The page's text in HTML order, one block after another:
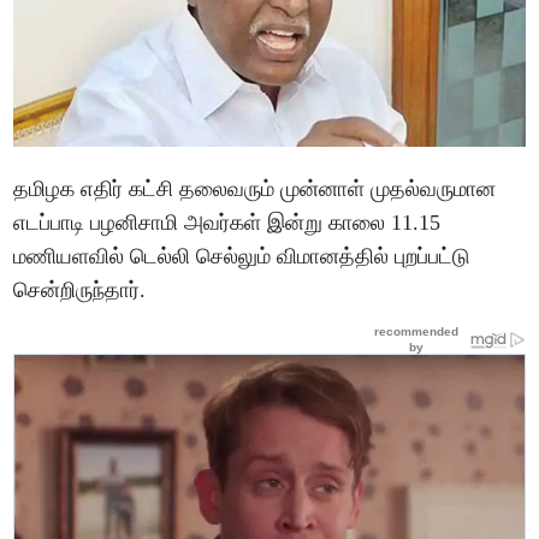
தமிழக எதிர் கட்சி தலைவரும் முன்னாள் முதல்வருமான
எடப்பாடி பழனிசாமி அவர்கள் இன்று காலை 11.15
மணியளவில் டெல்லி செல்லும் விமானத்தில் புறப்பட்டு
சென்றிருந்தார்.